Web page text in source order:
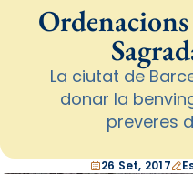
La ciutat de
donar la
preveres
26 Set, 2017